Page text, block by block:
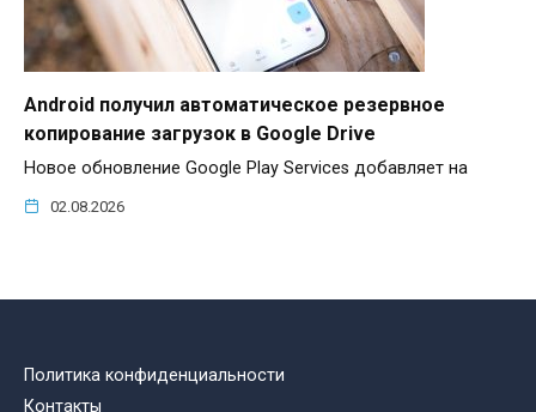
Android получил автоматическое резервное
копирование загрузок в Google Drive
Новое обновление Google Play Services добавляет на
02.08.2026
Политика конфиденциальности
Контакты